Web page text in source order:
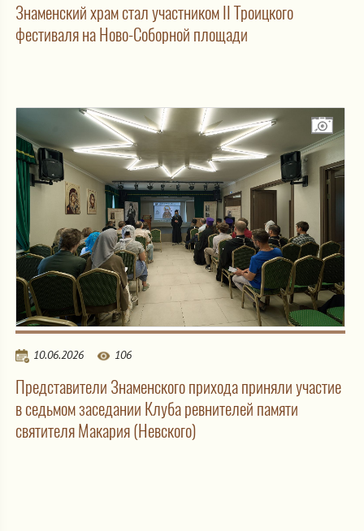
Знаменский храм стал участником II Троицкого
фестиваля на Ново-Соборной площади
10.06.2026 106
Представители Знаменского прихода приняли участие
в седьмом заседании Клуба ревнителей памяти
святителя Макария (Невского)